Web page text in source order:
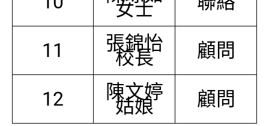
女士
11 張錦怡
校長 顧問
12 陳文婷
姑娘 顧問